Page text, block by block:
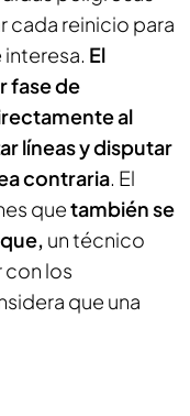
cada reinicio para
El
fase de
al
líneas y disputar
contraria. El
quetambién se
un técnico
con los
que una